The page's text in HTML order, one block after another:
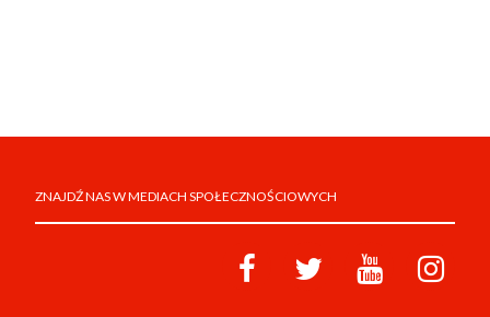
ZNAJDŹ NAS W MEDIACH SPOŁECZNOŚCIOWYCH